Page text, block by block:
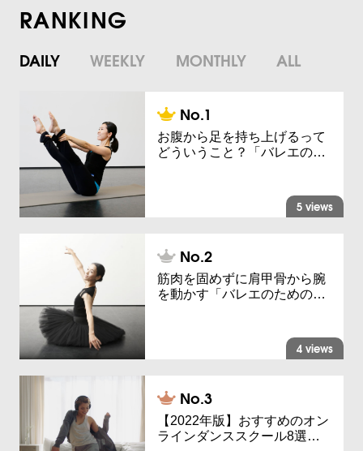
RANKING
DAILY WEEKLY MONTHLY ALL
お腹から足を持ち上げるって
どういうこと？「バレエの…
5 views
筋肉を固めずに肩甲骨から腕
を動かす「バレエのための…
4 views
【2022年版】おすすめのオン
ラインダンススクール8選…